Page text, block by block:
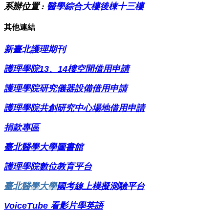
系辦位置 : 醫學綜合大樓後棟十三樓
其他連結
新臺北護理期刊
護理學院13、14樓空間借用申請
護理學院研究儀器設備借用申請
護理學院共創研究中心場地借用申請
捐款專區
臺北醫學大學圖書館
護理學院數位教育平台
臺北醫學大學國考線上模擬測驗平台
VoiceTube 看影片學英語